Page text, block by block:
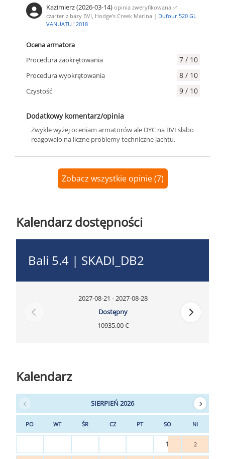
Kazimierz (2026-03-14) opinia zweryfikowana ✅
czarter z bazy BVI, Hodge's Creek Marina | Dufour 520 GL
VANUATU ' 2018
Ocena armatora
Procedura zaokrętowania
7 / 10
Procedura wyokrętowania 8 / 10
Czystość 9 / 10
Dodatkowy komentarz/opinia
Zwykle wyżej oceniam armatorów ale DYC na BVI słabo
reagowało na liczne problemy techniczne jachtu.
Zobacz wszystkie opinie (7)
Kalendarz dostępności
Bali 5.4 | SKADI_DB2
2027-08-21 - 2027-08-28
Dostępny
10935.00 €
Kalendarz
SIERPIEŃ 2026
PO WT ŚR CZ PT SO NI
1 2